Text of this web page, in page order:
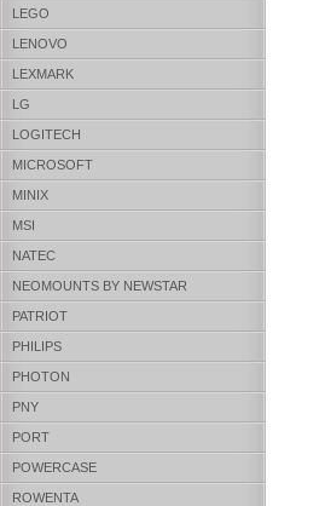
LEGO
LENOVO
LEXMARK
LG
LOGITECH
MICROSOFT
MINIX
MSI
NATEC
NEOMOUNTS BY NEWSTAR
PATRIOT
PHILIPS
PHOTON
PNY
PORT
POWERCASE
ROWENTA